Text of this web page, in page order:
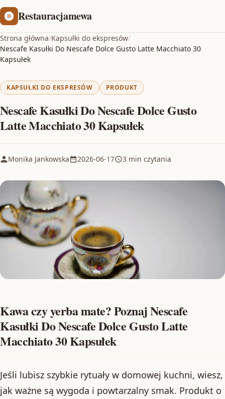
Restauracjamewa
Strona główna/Kapsułki do ekspresów/
Nescafe Kasułki Do Nescafe Dolce Gusto Latte Macchiato 30
Kapsułek
KAPSUŁKI DO EKSPRESÓW PRODUKT
Nescafe Kasułki Do Nescafe Dolce Gusto
Latte Macchiato 30 Kapsułek
Monika Jankowska 2026-06-17 3 min czytania
Kawa czy yerba mate? Poznaj Nescafe
Kasułki Do Nescafe Dolce Gusto Latte
Macchiato 30 Kapsułek
Jeśli lubisz szybkie rytuały w domowej kuchni, wiesz,
jak ważne są wygoda i powtarzalny smak. Produkt o